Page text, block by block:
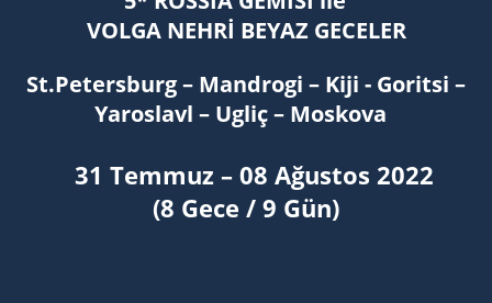
VOLGA NEHRİ BEYAZ GECELER
St.Petersburg– Mandrogi – Kiji - Goritsi –
Yaroslavl – Ugliç– Moskova
31 Temmuz – 08 Ağustos 2022
(8 Gece / 9 Gün)